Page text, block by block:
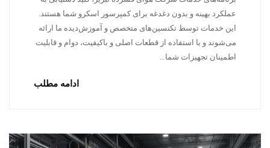
عملکرد بهینه و بدون دغدغه برای کمپرسور اسکرو شما هستند.
این خدمات توسط تکنسین‌های متخصص و آموزش‌دیده ما ارائه
می‌شوند و با استفاده از قطعات اصلی و باکیفیت، دوام و قابلیت
اطمینان تجهیزات شما…
ادامه مطلب